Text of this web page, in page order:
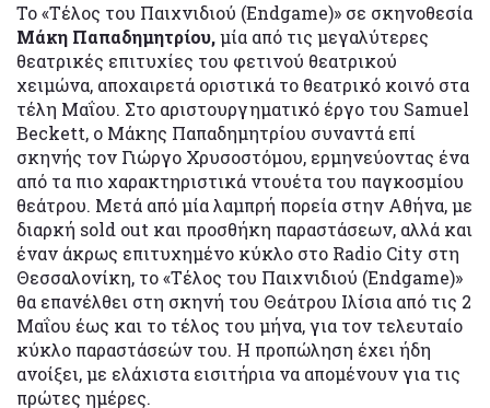
Το «Τέλος του Παιχνιδιού (Endgame)» σε σκηνοθεσία
Μάκη Παπαδημητρίου,μία από τις μεγαλύτερες
θεατρικές επιτυχίες του φετινού θεατρικού
χειμώνα, αποχαιρετά οριστικά το θεατρικό κοινό στα
τέλη Μαΐου. Στο αριστουργηματικό έργο του Samuel
Beckett, ο Μάκης Παπαδημητρίου συναντά επί
σκηνής τον Γιώργο Χρυσοστόμου, ερμηνεύοντας ένα
από τα πιο χαρακτηριστικά ντουέτα του παγκοσμίου
θεάτρου. Μετά από μία λαμπρή πορεία στην Αθήνα, με
διαρκή sold out και προσθήκη παραστάσεων, αλλά και
έναν άκρως επιτυχημένο κύκλο στο Radio City στη
Θεσσαλονίκη, το «Τέλος του Παιχνιδιού (Endgame)»
θα επανέλθει στη σκηνή του Θεάτρου Ιλίσια από τις 2
Μαΐου έως και το τέλος του μήνα, για τον τελευταίο
κύκλο παραστάσεών του. Η προπώληση έχει ήδη
ανοίξει, με ελάχιστα εισιτήρια να απομένουν για τις
πρώτες ημέρες.